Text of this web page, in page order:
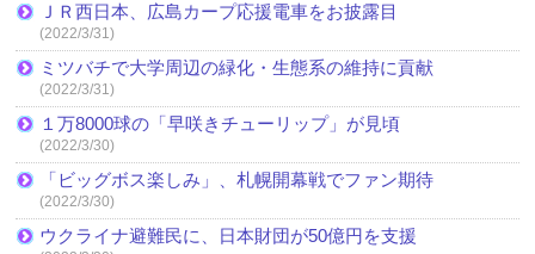
ＪＲ西日本、広島カープ応援電車をお披露目
(2022/3/31)
ミツバチで大学周辺の緑化・生態系の維持に貢献
(2022/3/31)
１万8000球の「早咲きチューリップ」が見頃
(2022/3/30)
「ビッグボス楽しみ」、札幌開幕戦でファン期待
(2022/3/30)
ウクライナ避難民に、日本財団が50億円を支援